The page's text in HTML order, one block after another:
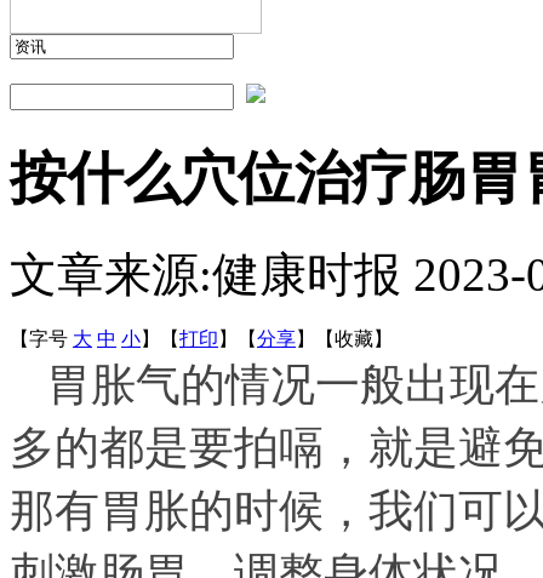
按什么穴位治疗肠胃
文章来源:健康时报 2023-
【字号 大 中 小】 【打印 】 【分享】 【收藏】
胃胀气的情况一般出现
多的都是要拍嗝，就是避
那有胃胀的时候，我们可